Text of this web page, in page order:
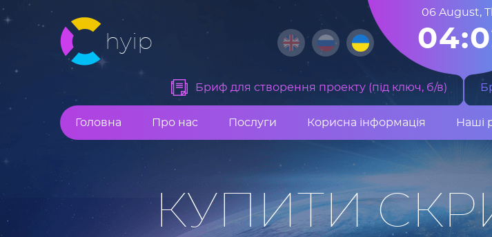
hyip
06 August,
Бриф для створення проекту (під ключ, б/в)
Головна Про нас Послуги Корисна інформація Наші
КУПИТИ